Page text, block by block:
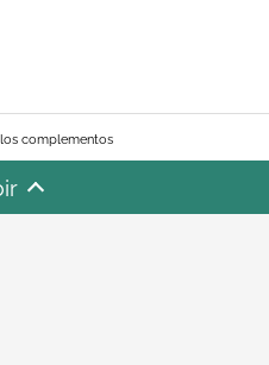
complementos